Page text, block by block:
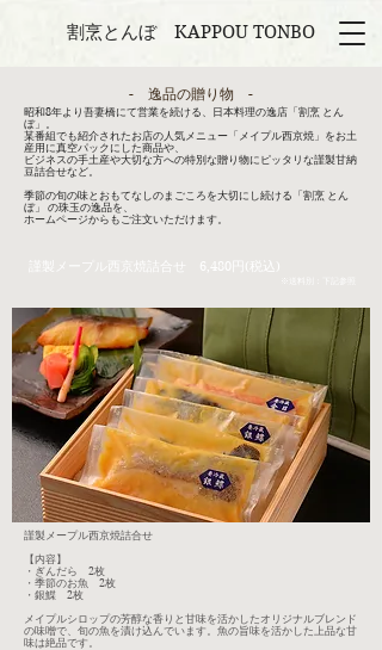
割烹とんぼ ​KAPPOU TONBO
- 逸品の贈り物 -
昭和8年より吾妻橋にて営業を続ける、日本料理の逸店「割烹 とん
ぼ」。
某番組でも紹介されたお店の人気メニュー「メイプル西京焼」をお土
産用に真空パックにした商品や、
ビジネスの手土産や大切な方への特別な贈り物にピッタリな謹製甘納
豆詰合せなど。
季節の旬の味とおもてなしのまごころを大切にし続ける「割烹 とん
ぼ」 の珠玉の逸品を、
​ホームページからもご注文いただけます。
謹製メープル西京焼詰合せ 6,480円(税込)
謹製メープル西京焼詰合せ
【内容】
・ぎんだら 2枚
・季節のお魚 2枚
・銀鰈 2枚
メイプルシロップの芳醇な香りと甘味を活かしたオリジナルブレンド
の味噌で、旬の魚を漬け込んでいます。魚の旨味を活かした上品な甘
味は絶品です。